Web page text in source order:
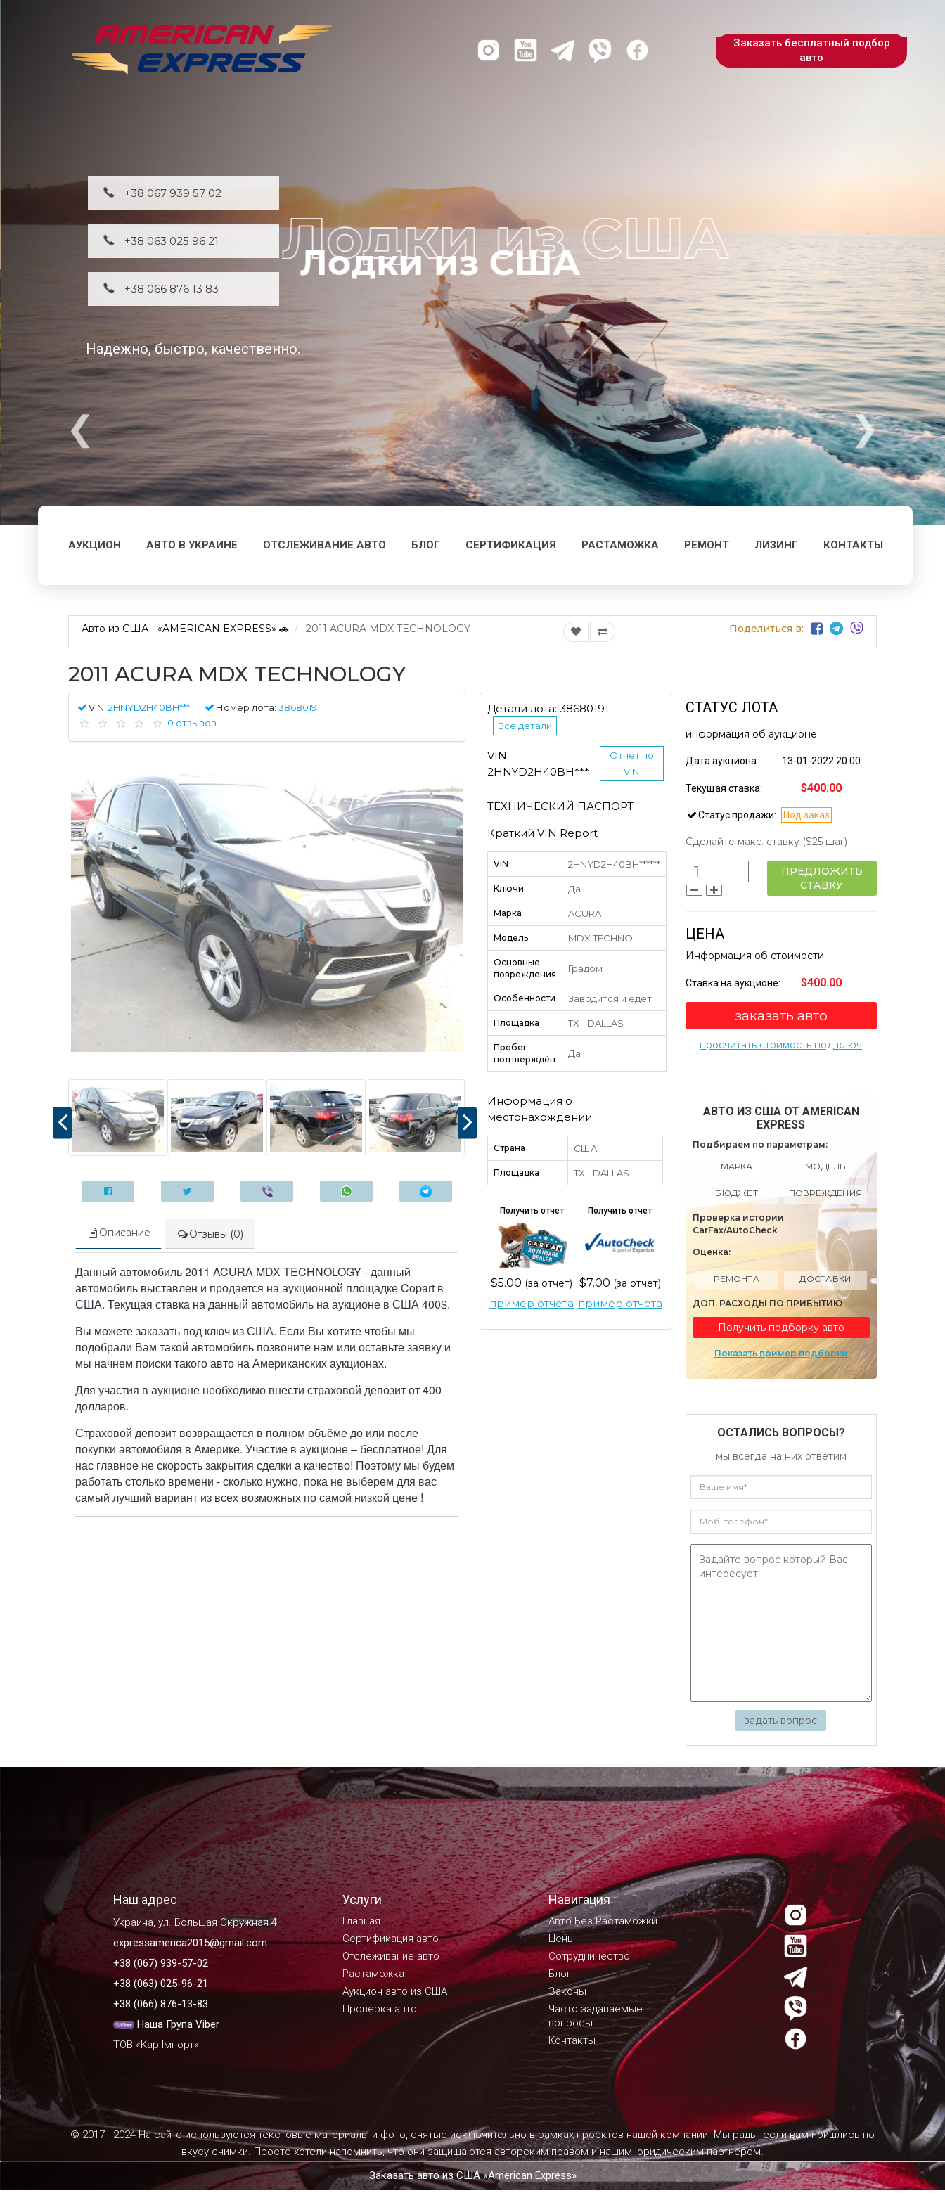
Лодки из США
+38 067 939 57 02
+38 063 025 96 21
+38 066 876 13 83
Надежно, быстро, качественно.
Заказать бесплатный подбор
авто
АУКЦИОН АВТО В УКРАИНЕ ОТСЛЕЖИВАНИЕ АВТО БЛОГ СЕРТИФИКАЦИЯ РАСТАМОЖКА РЕМОНТ ЛИЗИНГ КОНТАКТЫ
Авто из США - «AMERICAN EXPRESS» 🚗 2011 ACURA MDX TECHNOLOGY Поделиться в:
2011 ACURA MDX TECHNOLOGY
VIN: 2HNYD2H40BH*** Номер лота: 38680191
0 отзывов
Описание Отзывы (0)
Данный автомобиль 2011 ACURA MDX TECHNOLOGY - данный
автомобиль выставлен и продается на аукционной площадке Copart в
США. Текущая ставка на данный автомобиль на аукционе в США 400$.
Вы можете заказать под ключ из США. Если Вы хотите чтобы мы
подобрали Вам такой автомобиль позвоните нам или оставьте заявку и
мы начнем поиски такого авто на Американских аукционах.
Для участия в аукционе необходимо внести страховой депозит от 400
долларов.
Страховой депозит возвращается в полном объёме до или после
покупки автомобиля в Америке. Участие в аукционе – бесплатное! Для
нас главное не скорость закрытия сделки а качество! Поэтому мы будем
работать столько времени - сколько нужно, пока не выберем для вас
самый лучший вариант из всех возможных по самой низкой цене !
Детали лота: 38680191
Все детали
VIN:
2HNYD2H40BH***
Отчет по
VIN
ТЕХНИЧЕСКИЙ ПАСПОРТ
Краткий VIN Report
VIN 2HNYD2H40BH******
Ключи Да
Марка ACURA
Модель MDX TECHNO
Основные
повреждения
Градом
Особенности Заводится и едет
Площадка TX - DALLAS
Пробег
подтверждён
Да
Информация о
местонахождении:
Страна США
Площадка TX - DALLAS
Получить отчет
$5.00 (за отчет)
пример отчета
Получить отчет
$7.00 (за отчет)
пример отчета
СТАТУС ЛОТА
информация об аукционе
Дата аукциона: 13-01-2022 20:00
Текущая ставка: $400.00
Статус продажи: Под заказ
Сделайте макс. ставку ($25 шаг)
ПРЕДЛОЖИТЬ
СТАВКУ
ЦЕНА
Информация об стоимости
Ставка на аукционе: $400.00
заказать авто
просчитать стоимость под ключ
АВТО ИЗ США ОТ AMERICAN
EXPRESS
Подбираем по параметрам:
МАРКА МОДЕЛЬ
БЮДЖЕТ ПОВРЕЖДЕНИЯ
Проверка истории
CarFax/AutoCheck
Оценка:
РЕМОНТА ДОСТАВКИ
ДОП. РАСХОДЫ ПО ПРИБЫТИЮ
Получить подборку авто
Показать пример подборки
ОСТАЛИСЬ ВОПРОСЫ?
мы всегда на них ответим
задать вопрос
Наш адрес
Украина, ул. Большая Окружная 4
expressamerica2015@gmail.com
+38 (067) 939-57-02
+38 (063) 025-96-21
+38 (066) 876-13-83
Наша Група Viber
ТОВ «Кар Імпорт»
Услуги
Главная
Сертификация авто
Отслеживание авто
Растаможка
Аукцион авто из США
Проверка авто
Навигация
Авто Без Растаможки
Цены
Сотрудничество
Блог
Законы
Часто задаваемые
вопросы
Контакты
© 2017 - 2024 На сайте используются текстовые материалы и фото, снятые исключительно в рамках проектов нашей компании. Мы рады, если вам пришлись по
вкусу снимки. Просто хотели напомнить, что они защищаются авторским правом и нашим юридическим партнером.
Заказать авто из США «American Express»